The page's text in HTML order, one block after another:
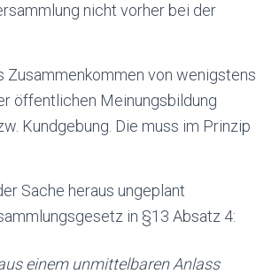
nicht vorher bei der
Zusammenkommen von wenigstens
öffentlichen Meinungsbildung
Kundgebung. Die muss im Prinzip
Sache heraus ungeplant
in §13 Absatz 4:
einem unmittelbaren Anlass